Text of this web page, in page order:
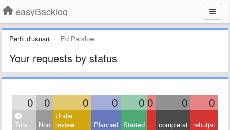
easyBacklog
Perfil d'usuari Ed Parslow
Your requests by status
0 0 0 0 0 0 0 0
Tots Nou
Under
review
Planned Started completat rebutjat